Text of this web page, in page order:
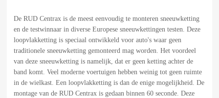
De RUD Centrax is de meest eenvoudig te monteren sneeuwketting
en de testwinnaar in diverse Europese sneeuwkettingen testen. Deze
loopvlakketting is speciaal ontwikkeld voor auto's waar geen
traditionele sneeuwketting gemonteerd mag worden. Het voordeel
van deze sneeuwketting is namelijk, dat er geen ketting achter de
band komt. Veel moderne voertuigen hebben weinig tot geen ruimte
in de wielkast. Een loopvlakketting is dan de enige mogelijkheid. De
montage van de RUD Centrax is gedaan binnen 60 seconde. Deze